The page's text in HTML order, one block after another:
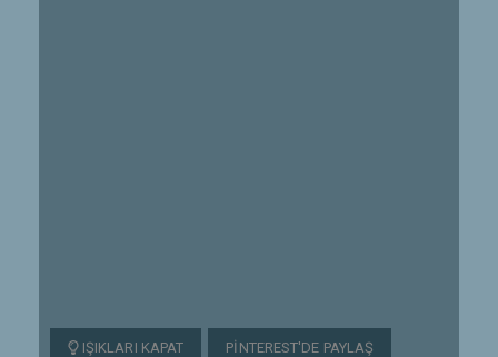
IŞIKLARI KAPAT PINTEREST'DE PAYLAŞ